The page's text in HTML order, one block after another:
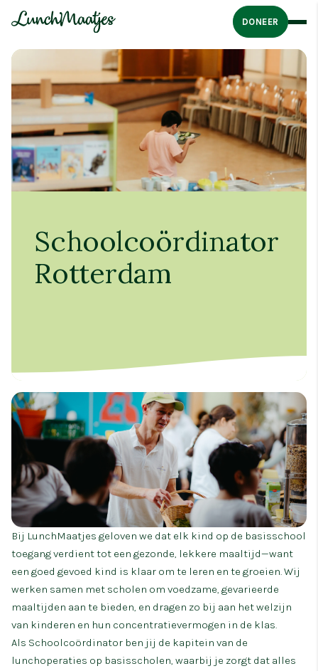
DONEER
Schoolcoördinator
Rotterdam
Bij LunchMaatjes geloven we dat elk kind op de basisschool
toegang verdient tot een gezonde, lekkere maaltijd—want
een goed gevoed kind is klaar om te leren en te groeien. Wij
werken samen met scholen om voedzame, gevarieerde
maaltijden aan te bieden, en dragen zo bij aan het welzijn
van kinderen en hun concentratievermogen in de klas.
Als Schoolcoördinator ben jij de kapitein van de
lunchoperaties op basisscholen, waarbij je zorgt dat alles